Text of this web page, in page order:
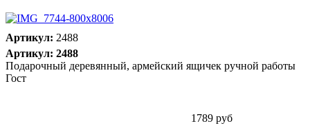
Артикул: 2488
Артикул: 2488
Подарочный деревянный, армейский ящичек ручной работы
Гост
1789 руб